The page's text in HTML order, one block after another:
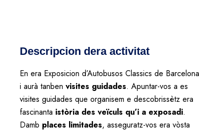
Descripcion dera activitat
En era Exposicion d’Autobusos Classics de Barcelona
i aurà tanben visites guidades. Apuntar-vos a es
visites guidades que organisem e descobrissètz era
fascinanta istòria des veïculs qu’i a exposadi.
Damb places limitades, asseguratz-vos era vòsta